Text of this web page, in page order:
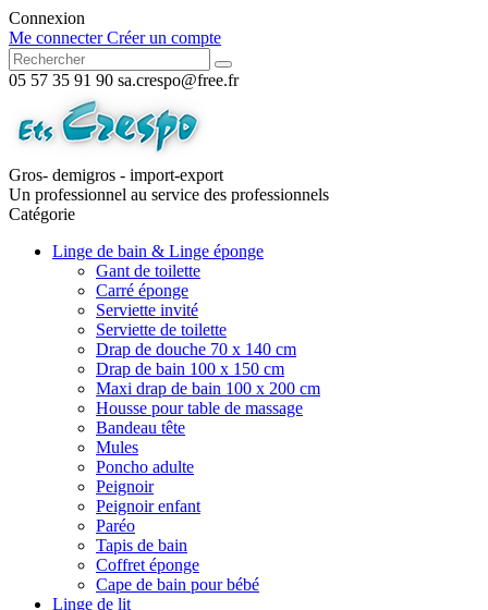
Connexion
Me connecter Créer un compte
05 57 35 91 90 sa.crespo@free.fr
Gros- demigros - import-export
Un professionnel au service des professionnels
Catégorie
Linge de bain & Linge éponge
Gant de toilette
Carré éponge
Serviette invité
Serviette de toilette
Drap de douche 70 x 140 cm
Drap de bain 100 x 150 cm
Maxi drap de bain 100 x 200 cm
Housse pour table de massage
Bandeau tête
Mules
Poncho adulte
Peignoir
Peignoir enfant
Paréo
Tapis de bain
Coffret éponge
Cape de bain pour bébé
Linge de lit